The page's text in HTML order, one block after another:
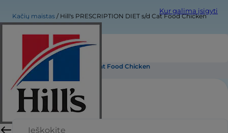
Kur galima įsigyti
Kačių maistas Hill's PRESCRIPTION DIET s/d Cat Food Chicken
Hill's PRESCRIPTION DIET s/d Cat Food Chicken